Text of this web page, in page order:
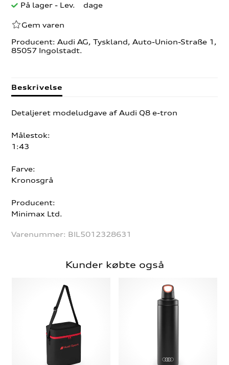
På lager- Lev. dage
Gem varen
Producent: Audi AG, Tyskland, Auto-Union-Straße 1,
85057 Ingolstadt.
Beskrivelse
Detaljeret modeludgave af Audi Q8 e-tron
Målestok:
1:43
Farve:
Kronosgrå
Producent:
Minimax Ltd.
Varenummer: BIL5012328631
Kunder købte også